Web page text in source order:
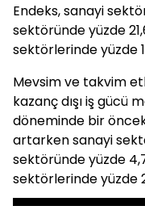
Endeks, sanayi
sektöründe yüzde
sektörlerinde yüzde
Mevsim ve takvim
kazanç dışı iş gücü
döneminde bir
artarken sanayi
sektöründe yüzde
sektörlerinde yüzde